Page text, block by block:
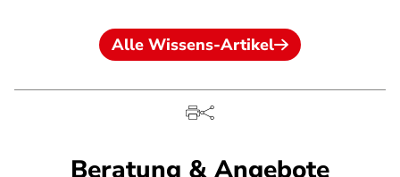
Alle Wissens-Artikel
Beratung & Angebote